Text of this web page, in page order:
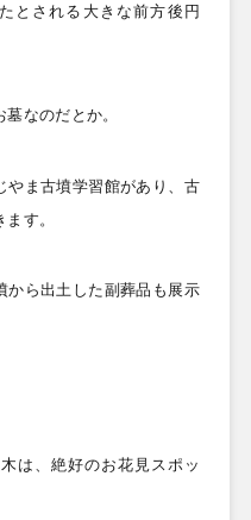
とされる大きな前方後円
なのだとか。
やま古墳学習館があり、古
す。
から出土した副葬品も展示
は、絶好のお花見スポッ